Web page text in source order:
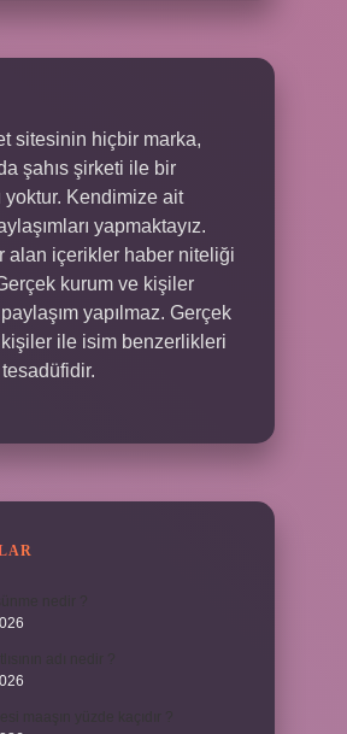
sitesinin hiçbir marka,
şahıs şirketi ile bir
yoktur. Kendimize ait
yapmaktayız.
alan içerikler haber niteliği
kurum ve kişiler
yapılmaz. Gerçek
ile isim benzerlikleri